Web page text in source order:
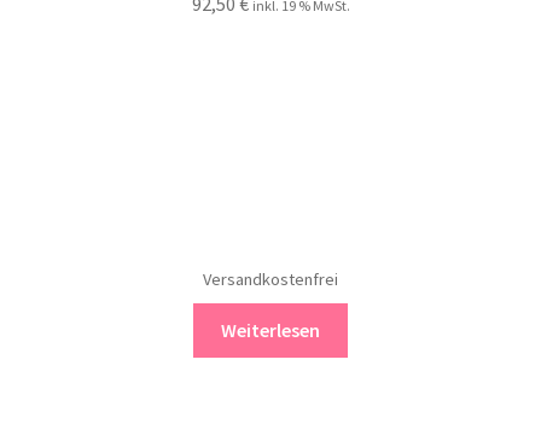
inkl. 19 % MwSt.
Versandkostenfrei
Weiterlesen